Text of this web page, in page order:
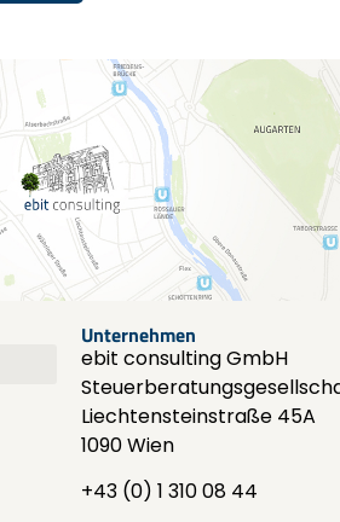
Unternehmen
ebit consulting GmbH
Liechtensteinstraße 45A
1090 Wien
+43 (0) 1 310 08 44